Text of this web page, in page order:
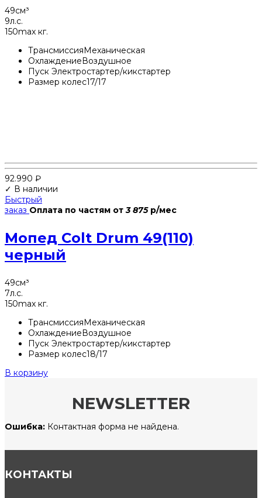
49см³
9л.с.
150max кг.
ТрансмиссияМеханическая
ОхлаждениеВоздушное
Пуск Электростартер/кикстартер
Размер колес17/17
92.990 ₽
✓ В наличии
Быстрый
заказ Оплата по частям от3 875р/мес
Мопед Colt Drum 49(110)
черный
49см³
7л.с.
150max кг.
ТрансмиссияМеханическая
ОхлаждениеВоздушное
Пуск Электростартер/кикстартер
Размер колес18/17
В корзину
NEWSLETTER
Ошибка: Контактная форма не найдена.
КОНТАКТЫ